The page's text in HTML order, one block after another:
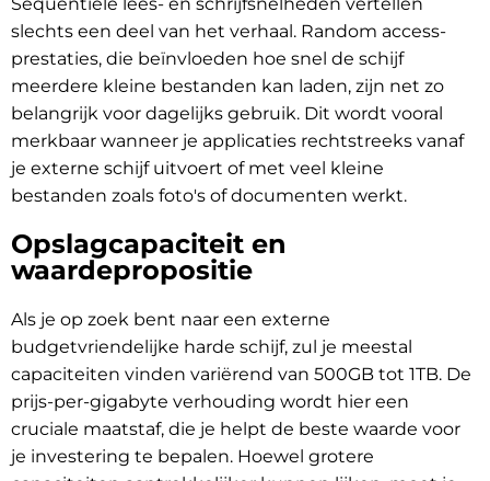
slechts een deel van het verhaal. Random access-
prestaties, die beïnvloeden hoe snel de schijf
meerdere kleine bestanden kan laden, zijn net zo
belangrijk voor dagelijks gebruik. Dit wordt vooral
merkbaar wanneer je applicaties rechtstreeks vanaf
je externe schijf uitvoert of met veel kleine
bestanden zoals foto's of documenten werkt.
Opslagcapaciteit en
waardepropositie
Als je op zoek bent naar een externe
budgetvriendelijke harde schijf, zul je meestal
capaciteiten vinden variërend van 500GB tot 1TB. De
prijs-per-gigabyte verhouding wordt hier een
cruciale maatstaf, die je helpt de beste waarde voor
je investering te bepalen. Hoewel grotere